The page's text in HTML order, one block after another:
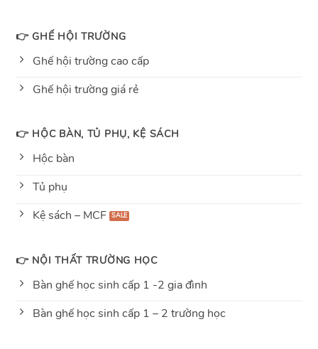
👉 GHẾ HỘI TRƯỜNG
Ghế hội trường cao cấp
Ghế hội trường giá rẻ
👉 HỘC BÀN, TỦ PHỤ, KỆ SÁCH
Hộc bàn
Tủ phụ
Kệ sách – MCF
👉 NỘI THẤT TRƯỜNG HỌC
Bàn ghế học sinh cấp 1 -2 gia đình
Bàn ghế học sinh cấp 1 – 2 trường học